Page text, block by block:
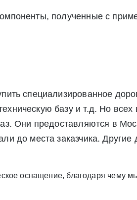
полученные с
специализированное
базу и т.д. Но
Они предоставляются в
до места заказчика. Другие
оснащение, благодаря чему